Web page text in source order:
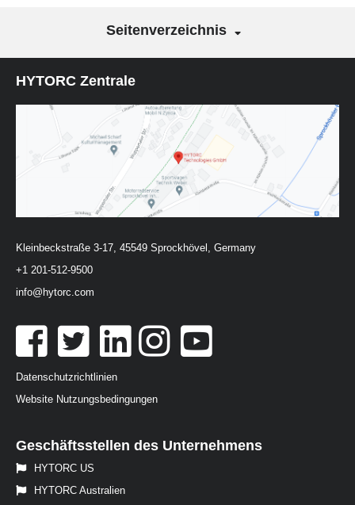
Seitenverzeichnis
HYTORC Zentrale
Kleinbeckstraße 3-17, 45549 Sprockhövel, Germany
+1 201-512-9500
info@hytorc.com
Datenschutzrichtlinien
Website Nutzungsbedingungen
Geschäftsstellen des Unternehmens
HYTORC US
HYTORC Australien